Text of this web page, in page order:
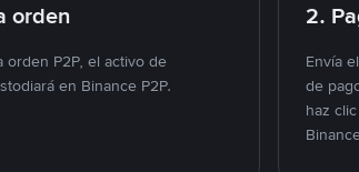
orden
orden P2P, el activo de
en Binance P2P.
2.
Envía
de
haz